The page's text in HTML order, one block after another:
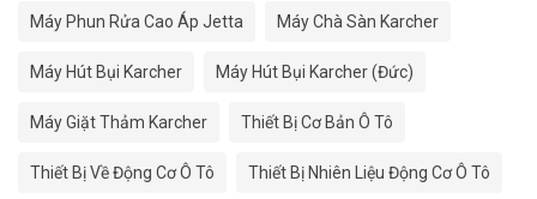
Máy Phun Rửa Cao Áp Jetta Máy Chà Sàn Karcher
Máy Hút Bụi Karcher Máy Hút Bụi Karcher (Đức)
Máy Giặt Thảm Karcher Thiết Bị Cơ Bản Ô Tô
Thiết Bị Về Động Cơ Ô Tô Thiết Bị Nhiên Liệu Động Cơ Ô Tô